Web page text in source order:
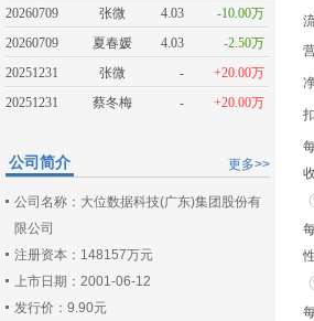
20260709
张微 4.03
-10.00万
20260709
夏春媛 4.03
-2.50万
20251231
张微 -
+20.00万
20251231
蔡冬梅 - +20.00万
更多>>
公司简介
公司名称：大位数据科技(广东)集团股份有
限公司
注册资本：148157万元
上市日期：2001-06-12
发行价：9.90元